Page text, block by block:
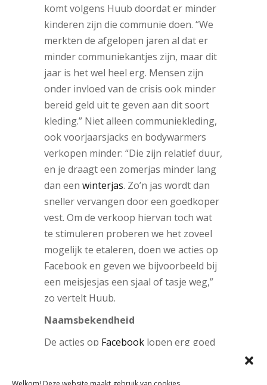
komt volgens Huub doordat er minder
kinderen zijn die communie doen. “We
merkten de afgelopen jaren al dat er
minder communiekantjes zijn, maar dit
jaar is het wel heel erg. Mensen zijn
onder invloed van de crisis ook minder
bereid geld uit te geven aan dit soort
kleding.” Niet alleen communiekleding,
ook voorjaarsjacks en bodywarmers
verkopen minder: “Die zijn relatief duur,
en je draagt een zomerjas minder lang
dan een winterjas. Zo’n jas wordt dan
sneller vervangen door een goedkoper
vest. Om de verkoop hiervan toch wat
te stimuleren proberen we het zoveel
mogelijk te etaleren, doen we acties op
Facebook en geven we bijvoorbeeld bij
een meisjesjas een sjaal of tasje weg,”
zo vertelt Huub.
Naamsbekendheid
De acties op Facebook lopen erg goed